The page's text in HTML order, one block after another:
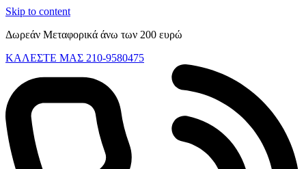
Skip to content
Δωρεάν Μεταφορικά άνω των 200 ευρώ
ΚΑΛΕΣΤΕ ΜΑΣ 210-9580475